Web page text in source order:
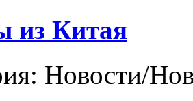
из Китая
Новости/